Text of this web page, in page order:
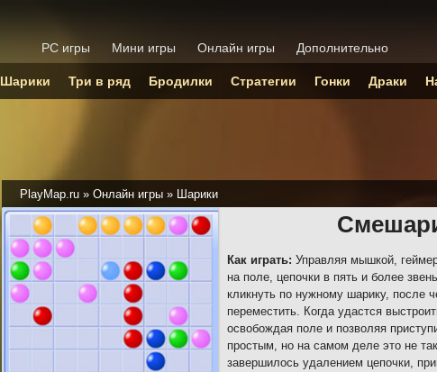
PlayMap.ru » Онлайн игры » Шарики
Как играть: Управляя мышкой,
на поле, цепочки в пять и более
кликнуть по нужному шарику, после
переместить. Когда удастся
освобождая поле и позволяя
простым, но на самом деле это не
завершилось удалением цепочки,
PC игры Мини игры Онлайн игры Дополнительно
Шарики Три в ряд Бродилки Стратегии Гонки Драки